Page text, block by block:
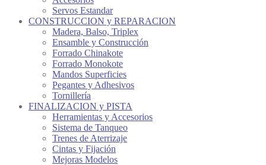
Servos Estandar
CONSTRUCCION y REPARACION
Madera, Balso, Triplex
Ensamble y Construcción
Forrado Chinakote
Forrado Monokote
Mandos Superficies
Pegantes y Adhesivos
Tornillería
FINALIZACION y PISTA
Herramientas y Accesorios
Sistema de Tanqueo
Trenes de Aterrizaje
Cintas y Fijación
Mejoras Modelos